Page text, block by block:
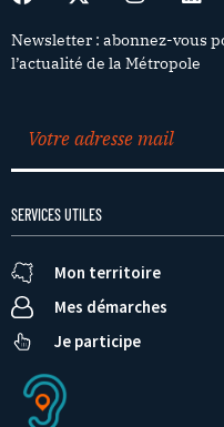
Newsletter : abonnez-vous
l’actualité de la Métropole
SERVICES UTILES
Mon territoire
Mes démarches
Je participe